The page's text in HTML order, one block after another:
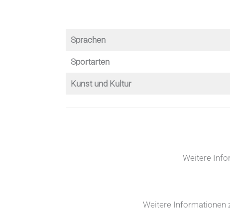
Sprachen
Sportarten
Kunst und Kultur
Weitere
Weitere Informationen